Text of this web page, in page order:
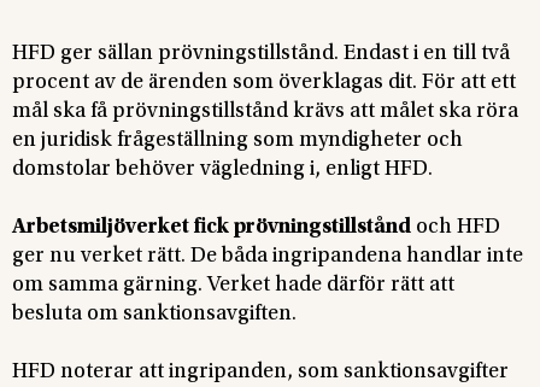
sanktionsavgifter och förbud med
hot om vite. Nu ska högsta instans
pröva ärendet.
HFD ger sällan prövningstillstånd. Endast i en till två
procent av de ärenden som överklagas dit. För att ett
mål ska få prövningstillstånd krävs att målet ska röra
en juridisk frågeställning som myndigheter och
domstolar behöver vägledning i, enligt HFD.
Arbetsmiljöverket fick prövningstillstånd och HFD
ger nu verket rätt. De båda ingripandena handlar inte
om samma gärning. Verket hade därför rätt att
besluta om sanktionsavgiften.
HFD noterar att ingripanden, som sanktionsavgifter